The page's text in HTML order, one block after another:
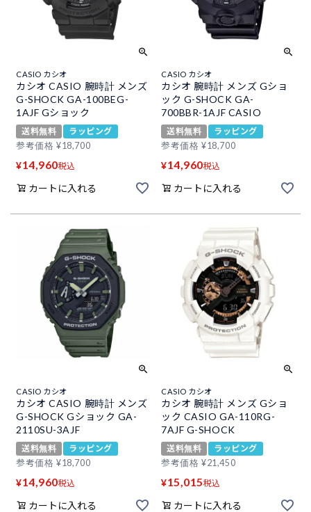
CASIO カシオ
カシオ CASIO 腕時計 メンズ
G-SHOCK GA-100BEG-
1AJF Gショック
送料無料
ラッピング
参考価格 ¥18,700
¥14,960税込
カートに入れる
CASIO カシオ
カシオ 腕時計 メンズ Gショ
ック G-SHOCK GA-
700BBR-1AJF CASIO
送料無料
ラッピング
参考価格 ¥18,700
¥14,960税込
カートに入れる
CASIO カシオ
カシオ CASIO 腕時計 メンズ
G-SHOCK Gショック GA-
2110SU-3AJF
送料無料
ラッピング
参考価格 ¥18,700
¥14,960税込
カートに入れる
CASIO カシオ
カシオ 腕時計 メンズ Gショ
ック CASIO GA-110RG-
7AJF G-SHOCK
送料無料
ラッピング
参考価格 ¥21,450
¥15,015税込
カートに入れる